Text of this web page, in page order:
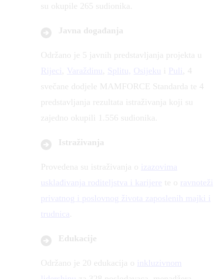
su okupile 265 sudionika.
Javna događanja
Održano je 5 javnih predstavljanja projekta u
Rijeci
Varaždinu Splitu, Osijeku i Puli , 4
svečane dodjele MAMFORCE Standarda te 4
predstavljanja rezultata istraživanja koji su
zajedno okupili 1.556 sudionika.
Istraživanja
Provedena su istraživanja o izazovima
usklađivanja roditeljstva i karijere te o
ravnoteži
privatnog i poslovnog života zaposlenih majki i
trudnica
Edukacije
Održano je 20 edukacija o inkluzivnom